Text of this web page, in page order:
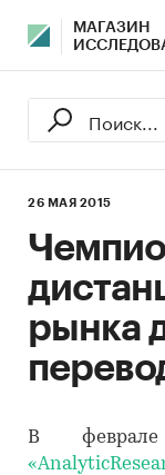
МАГАЗИН
26 МАЯ 2015
рынка
В